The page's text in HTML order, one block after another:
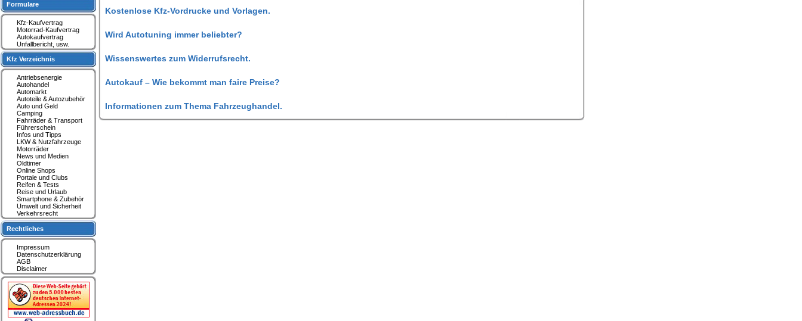
Kostenlose Kfz-Vordrucke und Vorlagen.
Wird Autotuning immer beliebter?
Wissenswertes zum Widerrufsrecht.
Autokauf – Wie bekommt man faire Preise?
Informationen zum Thema Fahrzeughandel.
Formulare
Kfz-Kaufvertrag
Motorrad-Kaufvertrag
Autokaufvertrag
Unfallbericht, usw.
Kfz Verzeichnis
Antriebsenergie
Autohandel
Automarkt
Autoteile & Autozubehör
Auto und Geld
Camping
Fahrräder & Transport
Führerschein
Infos und Tipps
LKW & Nutzfahrzeuge
Motorräder
News und Medien
Oldtimer
Online Shops
Portale und Clubs
Reifen & Tests
Reise und Urlaub
Smartphone & Zubehör
Umwelt und Sicherheit
Verkehrsrecht
Rechtliches
Impressum
Datenschutzerklärung
AGB
Disclaimer